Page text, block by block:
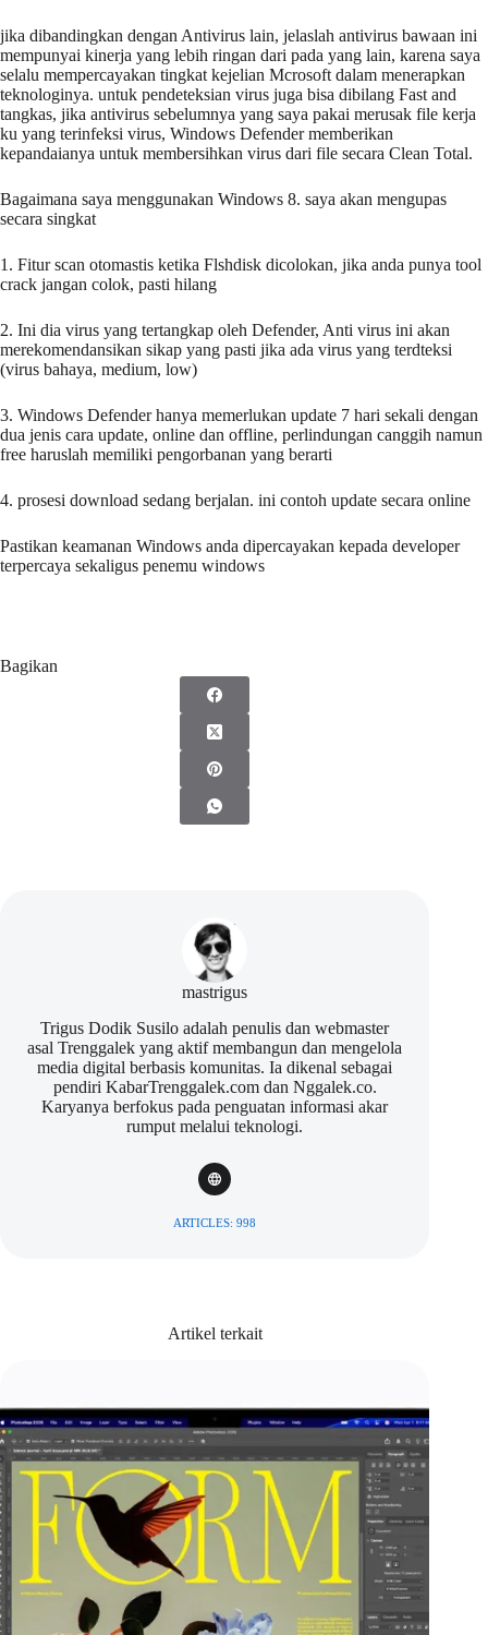
jika dibandingkan dengan Antivirus lain, jelaslah antivirus bawaan ini
mempunyai kinerja yang lebih ringan dari pada yang lain, karena saya
selalu mempercayakan tingkat kejelian Mcrosoft dalam menerapkan
teknologinya. untuk pendeteksian virus juga bisa dibilang Fast and
tangkas, jika antivirus sebelumnya yang saya pakai merusak file kerja
ku yang terinfeksi virus, Windows Defender memberikan
kepandaianya untuk membersihkan virus dari file secara Clean Total.
Bagaimana saya menggunakan Windows 8. saya akan mengupas
secara singkat
1. Fitur scan otomastis ketika Flshdisk dicolokan, jika anda punya tool
crack jangan colok, pasti hilang
2. Ini dia virus yang tertangkap oleh Defender, Anti virus ini akan
merekomendansikan sikap yang pasti jika ada virus yang terdteksi
(virus bahaya, medium, low)
3. Windows Defender hanya memerlukan update 7 hari sekali dengan
dua jenis cara update, online dan offline, perlindungan canggih namun
free haruslah memiliki pengorbanan yang berarti
4. prosesi download sedang berjalan. ini contoh update secara online
Pastikan keamanan Windows anda dipercayakan kepada developer
terpercaya sekaligus penemu windows
Bagikan
mastrigus
Trigus Dodik Susilo adalah penulis dan webmaster
asal Trenggalek yang aktif membangun dan mengelola
media digital berbasis komunitas. Ia dikenal sebagai
pendiri KabarTrenggalek.com dan Nggalek.co.
Karyanya berfokus pada penguatan informasi akar
rumput melalui teknologi.
ARTICLES: 998
Artikel terkait